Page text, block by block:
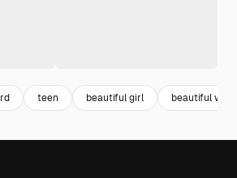
teen beautiful girl beautiful